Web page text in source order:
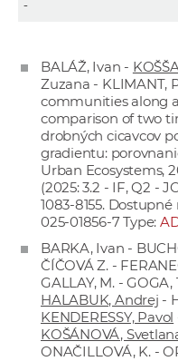
BALÁŽ, Ivan -
Zuzana - KLIMANT,
communities along
comparison of two
drobných cicavcov
gradientu:
Urban Ecosystems,
(2025: 3.2 - IF, Q2 -
1083-8155. Dostupné
025-01856-7Type:
BARKA, Ivan -
ČÍČOVÁ Z. -
GALLAY, M. - GOGA,
HALABUK, Andrej -
KENDERESSY, Pavol
KOŠÁNOVÁ,
ONAČILLOVÁ, K. -